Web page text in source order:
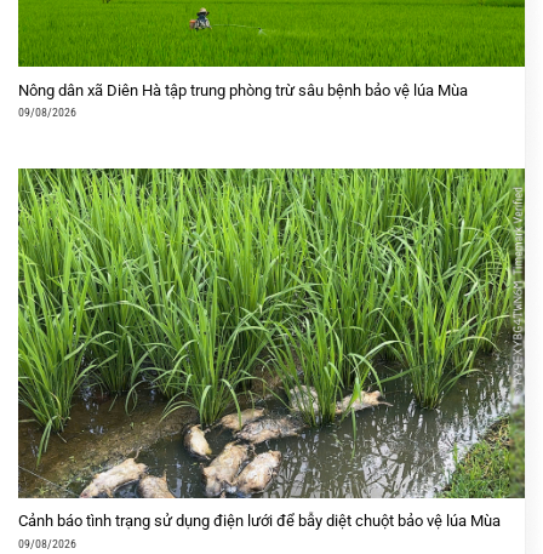
Nông dân xã Diên Hà tập trung phòng trừ sâu bệnh bảo vệ lúa Mùa
09/08/2026
Cảnh báo tình trạng sử dụng điện lưới để bẫy diệt chuột bảo vệ lúa Mùa
09/08/2026